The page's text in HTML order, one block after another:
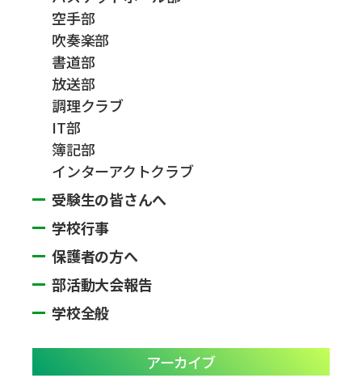
空手部
吹奏楽部
書道部
放送部
調理クラブ
IT部
簿記部
インターアクトクラブ
受験生の皆さんへ
学校行事
保護者の方へ
部活動大会報告
学校全般
アーカイブ